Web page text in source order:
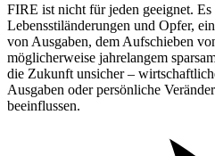
FIRE ist nicht für jeden geeignet.
Lebensstiländerungen und Opfer,
von Ausgaben, dem Aufschieben
möglicherweise jahrelangem
die Zukunft unsicher –
Ausgaben oder persönliche
beeinflussen.